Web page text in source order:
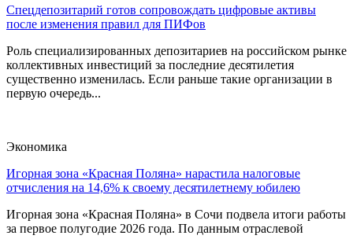
Спецдепозитарий готов сопровождать цифровые активы
после изменения правил для ПИФов
Роль специализированных депозитариев на российском рынке
коллективных инвестиций за последние десятилетия
существенно изменилась. Если раньше такие организации в
первую очередь...
Экономика
Игорная зона «Красная Поляна» нарастила налоговые
отчисления на 14,6% к своему десятилетнему юбилею
Игорная зона «Красная Поляна» в Сочи подвела итоги работы
за первое полугодие 2026 года. По данным отраслевой